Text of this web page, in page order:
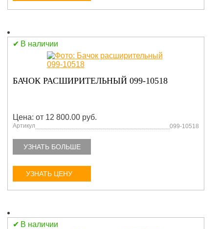
В наличии
БАЧОК РАСШИРИТЕЛЬНЫЙ 099-10518
Цена: от 12 800.00 руб.
Артикул 099-10518
УЗНАТЬ БОЛЬШЕ
УЗНАТЬ ЦЕНУ
В наличии